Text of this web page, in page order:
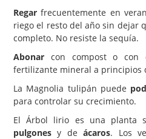
Regar frecuentemente en
riego el resto del año sin dejar
completo. No resiste la sequía.
Abonar con compost o con
fertilizante mineral a principios
La Magnolia tulipán puede
para controlar su crecimiento.
El Árbol lirio es una planta
pulgones y deácaros. Los